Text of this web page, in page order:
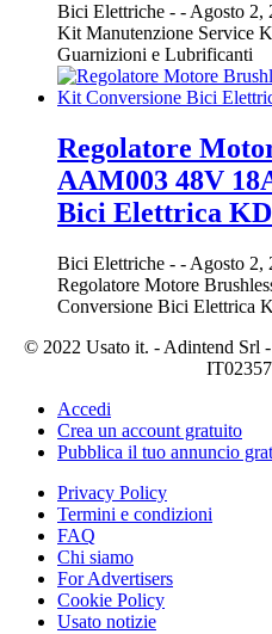
Bici Elettriche - - Agosto 2,
Kit Manutenzione Service
Guarnizioni e Lubrificanti
Regolatore
AAM003 48V
Bici Elettrica
Bici Elettriche - - Agosto 2,
Regolatore Motore
Conversione Bici Elettrica
© 2022 Usato it. - Adintend Srl
Accedi
Crea un account gratuito
Pubblica il tuo annuncio
Privacy Policy
Termini e condizioni
FAQ
Chi siamo
For Advertisers
Cookie Policy
Usato notizie